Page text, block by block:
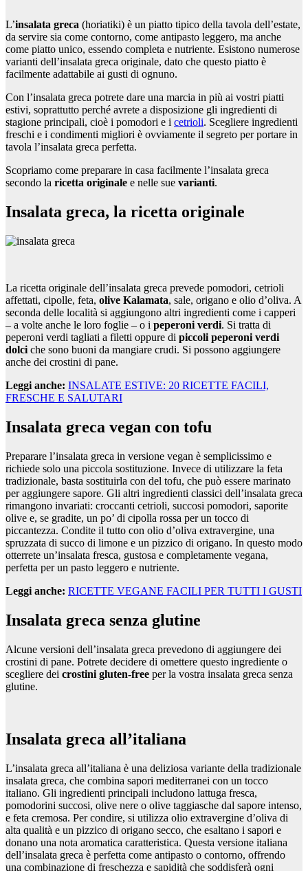
L’insalata greca (horiatiki) è un piatto tipico della tavola dell’estate,
da servire sia come contorno, come antipasto leggero, ma anche
come piatto unico, essendo completa e nutriente. Esistono numerose
varianti dell’insalata greca originale, dato che questo piatto è
facilmente adattabile ai gusti di ognuno.
Con l’insalata greca potrete dare una marcia in più ai vostri piatti
estivi, soprattutto perché avrete a disposizione gli ingredienti di
stagione principali, cioè i pomodori e i cetrioli. Scegliere ingredienti
freschi e i condimenti migliori è ovviamente il segreto per portare in
tavola l’insalata greca perfetta.
Scopriamo come preparare in casa facilmente l’insalata greca
secondo la ricetta originale e nelle sue varianti.
Insalata greca, la ricetta originale
La ricetta originale dell’insalata greca prevede pomodori, cetrioli
affettati, cipolle, feta, olive Kalamata, sale, origano e olio d’oliva. A
seconda delle località si aggiungono altri ingredienti come i capperi
– a volte anche le loro foglie – o i peperoni verdi. Si tratta di
peperoni verdi tagliati a filetti oppure di piccoli peperoni verdi
dolci che sono buoni da mangiare crudi. Si possono aggiungere
anche dei crostini di pane.
Leggi anche: INSALATE ESTIVE: 20 RICETTE FACILI,
FRESCHE E SALUTARI
Insalata greca vegan con tofu
Preparare l’insalata greca in versione vegan è semplicissimo e
richiede solo una piccola sostituzione. Invece di utilizzare la feta
tradizionale, basta sostituirla con del tofu, che può essere marinato
per aggiungere sapore. Gli altri ingredienti classici dell’insalata greca
rimangono invariati: croccanti cetrioli, succosi pomodori, saporite
olive e, se gradite, un po’ di cipolla rossa per un tocco di
piccantezza. Condite il tutto con olio d’oliva extravergine, una
spruzzata di succo di limone e un pizzico di origano. In questo modo
otterrete un’insalata fresca, gustosa e completamente vegana,
perfetta per un pasto leggero e nutriente.
Leggi anche: RICETTE VEGANE FACILI PER TUTTI I GUSTI
Insalata greca senza glutine
Alcune versioni dell’insalata greca prevedono di aggiungere dei
crostini di pane. Potrete decidere di omettere questo ingrediente o
scegliere dei crostini gluten-free per la vostra insalata greca senza
glutine.
Insalata greca all’italiana
L’insalata greca all’italiana è una deliziosa variante della tradizionale
insalata greca, che combina sapori mediterranei con un tocco
italiano. Gli ingredienti principali includono lattuga fresca,
pomodorini succosi, olive nere o olive taggiasche dal sapore intenso,
e feta cremosa. Per condire, si utilizza olio extravergine d’oliva di
alta qualità e un pizzico di origano secco, che esaltano i sapori e
donano una nota aromatica caratteristica. Questa versione italiana
dell’insalata greca è perfetta come antipasto o contorno, offrendo
una combinazione di freschezza e sapidità che soddisferà ogni